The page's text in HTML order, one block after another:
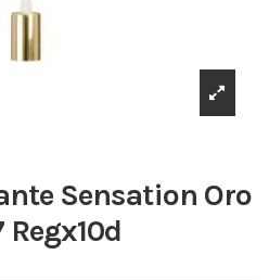
Sensation Oro
Regx10d